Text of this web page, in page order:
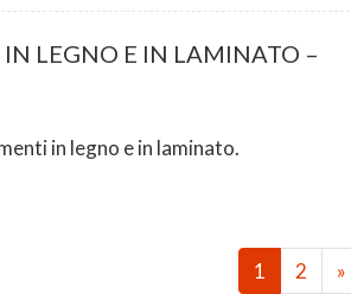
LEGNO E IN LAMINATO –
in legno e in laminato.
1
2 »